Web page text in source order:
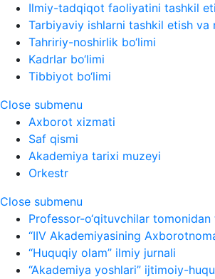
Ilmiy-tadqiqot faoliyatini tashkil
Tarbiyaviy ishlarni tashkil etish va
Tahririy-noshirlik bo‘limi
Kadrlar bo‘limi
Tibbiyot bo‘limi
Close submenu
Axborot xizmati
Saf qismi
Akademiya tarixi muzeyi
Orkestr
Close submenu
Professor-o‘qituvchilar
“IIV Akademiyasining
“Huquqiy olam” ilmiy jurnali
“Akademiya yoshlari” ijtimoiy-